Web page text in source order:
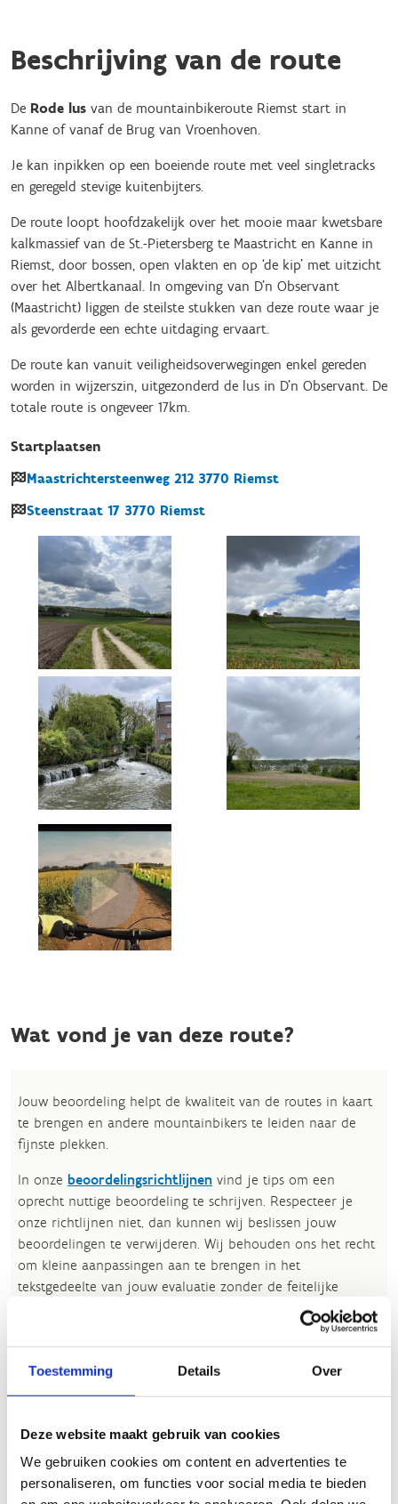
Toestemming Details Over
Deze website maakt gebruik van cookies
We gebruiken cookies om content en advertenties te
personaliseren, om functies voor social media te bieden
Beschrijving van de route
De Rode lus van de mountainbikeroute Riemst start in
Kanne of vanaf de Brug van Vroenhoven.
Je kan inpikken op een boeiende route met veel singletracks
en geregeld stevige kuitenbijters.
De route loopt hoofdzakelijk over het mooie maar kwetsbare
kalkmassief van de St.-Pietersberg te Maastricht en Kanne in
Riemst, door bossen, open vlakten en op ‘de kip’ met uitzicht
over het Albertkanaal. In omgeving van D’n Observant
(Maastricht) liggen de steilste stukken van deze route waar je
als gevorderde een echte uitdaging ervaart.
De route kan vanuit veiligheidsoverwegingen enkel gereden
worden in wijzerszin, uitgezonderd de lus in D’n Observant. De
totale route is ongeveer 17km.
Startplaatsen
Maastrichtersteenweg 212 3770 Riemst
Steenstraat 17 3770 Riemst
Wat vond je van deze route?
Jouw beoordeling helpt de kwaliteit van de routes in kaart
te brengen en andere mountainbikers te leiden naar de
fijnste plekken.
In onze beoordelingsrichtlijnen vind je tips om een
oprecht nuttige beoordeling te schrijven. Respecteer je
onze richtlijnen niet, dan kunnen wij beslissen jouw
beoordelingen te verwijderen. Wij behouden ons het recht
om kleine aanpassingen aan te brengen in het
tekstgedeelte van jouw evaluatie zonder de feitelijke
inhoud ervan te veranderen, bijvoorbeeld om taalfouten
Voor meer informatie over onze routestructuren, neem een
hetRoutemeldpunt.
Heb je een vraag, contacteer ons via
sportievevrijetijd@sport.vlaanderen.​